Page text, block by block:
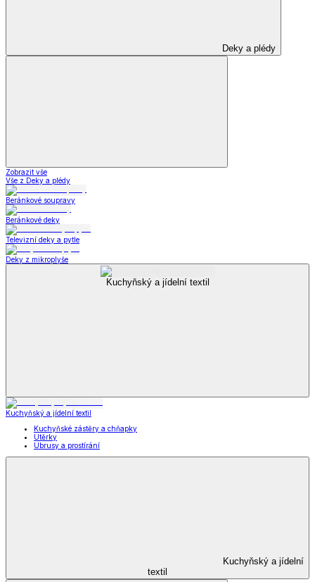
Deky a plédy
Zobrazit vše
Vše z Deky a plédy
Beránkové soupravy
Beránkové deky
Televizní deky a pytle
Deky z mikroplyše
Kuchyňský a jídelní textil
Kuchyňský a jídelní textil
Kuchyňské zástěry a chňapky
Utěrky
Ubrusy a prostírání
Kuchyňský a jídelní
textil